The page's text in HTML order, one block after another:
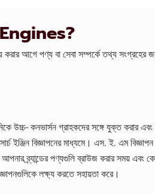
করার আগে পণ্য বা সেবা সম্পর্কে তথ্য
উচ্চ- কনভার্সন গ্রাহকদের সঙ্গে যুক্ত করার
ইঞ্জিন বিজ্ঞাপনের মাধ্যমে। এস. ই. এম
আপনার ব্র্যান্ডের পণ্যগুলি ব্রাউজ করার সময়
লক্ষ্য করতে সহায়তা করে।